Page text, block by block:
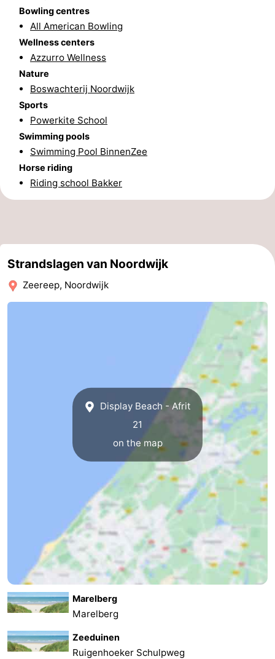
Nature
Hollands
Duin
Katwijk
Scheveningen
The
Hague
Rotterdam
Rockanje
Weather
us
Bowling centres
All American Bowling
Wellness centers
Azzurro Wellness
Nature
Boswachterij Noordwijk
Sports
Powerkite School
Swimming pools
Swimming Pool BinnenZee
Horse riding
Riding school Bakker
Strandslagen van Noordwijk
Zeereep, Noordwijk
Display Beach - Afrit
21
on the map
Marelberg
Marelberg
Zeeduinen
Ruigenhoeker Schulpweg